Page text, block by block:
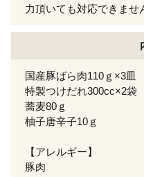
力頂いても対応できませ
国産豚ばら肉110ｇ×3皿
特製つけだれ300cc×2袋
蕎麦80ｇ
柚子唐辛子10ｇ
【アレルギー】
豚肉